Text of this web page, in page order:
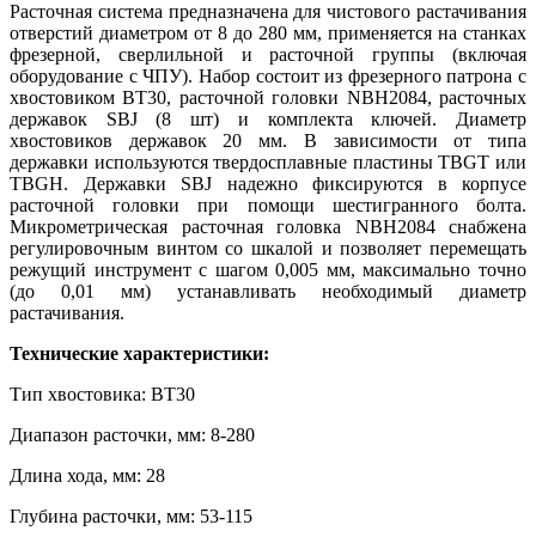
Расточная система предназначена для чистового растачивания
отверстий диаметром от 8 до 280 мм, применяется на станках
фрезерной, сверлильной и расточной группы (включая
оборудование с ЧПУ). Набор состоит из фрезерного патрона с
хвостовиком BT30, расточной головки NBH2084, расточных
державок SBJ (8 шт) и комплекта ключей. Диаметр
хвостовиков державок 20 мм. В зависимости от типа
державки используются твердосплавные пластины TBGT или
TBGH. Державки SBJ надежно фиксируются в корпусе
расточной головки при помощи шестигранного болта.
Микрометрическая расточная головка NBH2084 снабжена
регулировочным винтом со шкалой и позволяет перемещать
режущий инструмент с шагом 0,005 мм, максимально точно
(до 0,01 мм) устанавливать необходимый диаметр
растачивания.
Технические характеристики:
Тип хвостовика: BT30
Диапазон расточки, мм: 8-280
Длина хода, мм: 28
Глубина расточки, мм: 53-115